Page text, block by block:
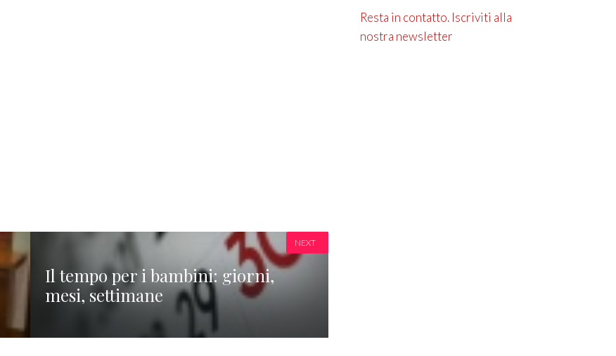
Il tempo per i bambini: giorni,
mesi, settimane
NEXT
Resta in contatto. Iscriviti alla
nostra newsletter